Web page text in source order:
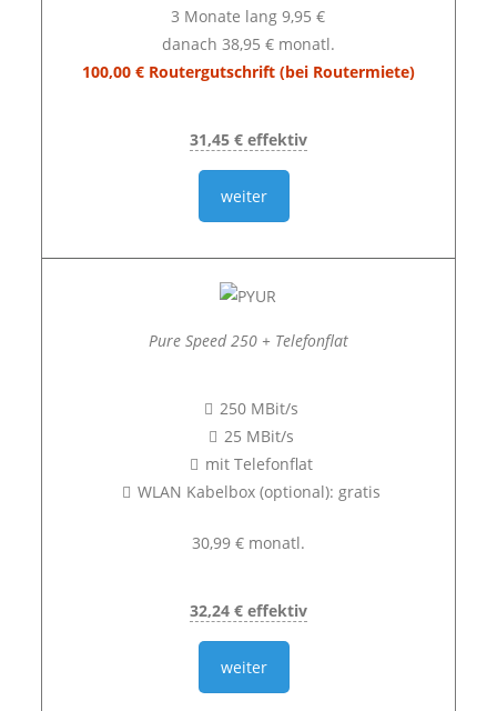
3 Monate lang 9,95 €
danach 38,95 € monatl.
100,00 € Routergutschrift (bei Routermiete)
31,45 € effektiv
weiter
Pure Speed 250 + Telefonflat
250 MBit/s
25 MBit/s
mit Telefonflat
WLAN Kabelbox (optional): gratis
30,99 € monatl.
32,24 € effektiv
weiter